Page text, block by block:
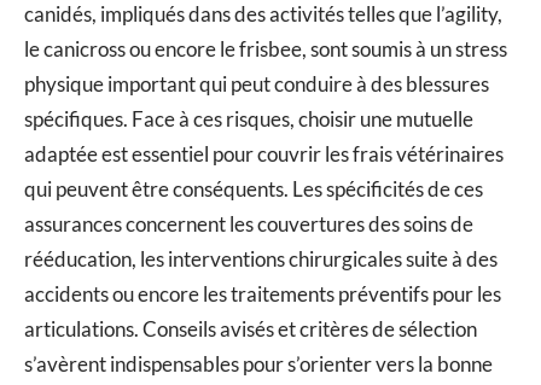
canidés, impliqués dans des activités telles que l’agility,
le canicross ou encore le frisbee, sont soumis à un stress
physique important qui peut conduire à des blessures
spécifiques. Face à ces risques, choisir une mutuelle
adaptée est essentiel pour couvrir les frais vétérinaires
qui peuvent être conséquents. Les spécificités de ces
assurances concernent les couvertures des soins de
rééducation, les interventions chirurgicales suite à des
accidents ou encore les traitements préventifs pour les
articulations. Conseils avisés et critères de sélection
s’avèrent indispensables pour s’orienter vers la bonne